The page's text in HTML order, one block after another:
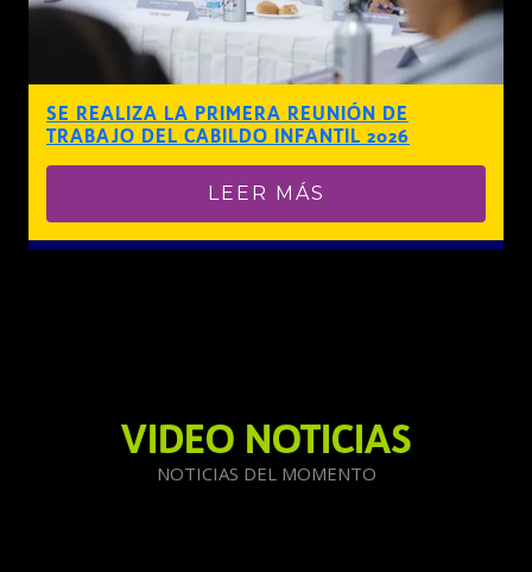
SE REALIZA LA PRIMERA REUNIÓN DE
TRABAJO DEL CABILDO INFANTIL 2026
LEER MÁS
VIDEO NOTICIAS
NOTICIAS DEL MOMENTO